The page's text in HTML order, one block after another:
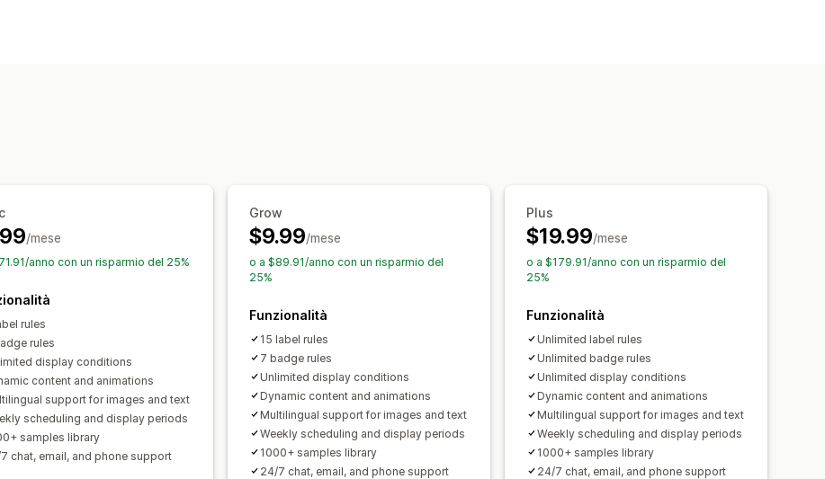
Landing page Pagina di ricerca
/mese
anno con un risparmio del 25%
rules
rules
display conditions
content and animations
support for images and text
scheduling and display periods
samples library
chat, email, and phone support
Grow
$9.99/mese
o a $89.91/anno con un risparmio del
25%
Funzionalità
15 label rules
7 badge rules
Unlimited display conditions
Dynamic content and animations
Multilingual support for images and text
Weekly scheduling and display periods
1000+ samples library
24/7 chat, email, and phone support
Plus
$19.99/mese
o a $179.91/anno con un risparmio del
25%
Funzionalità
Unlimited label rules
Unlimited badge rules
Unlimited display conditions
Dynamic content and animations
Multilingual support for images and text
Weekly scheduling and display periods
1000+ samples library
24/7 chat, email, and phone support